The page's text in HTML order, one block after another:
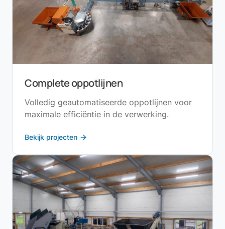
Complete oppotlijnen
Volledig geautomatiseerde oppotlijnen voor
maximale efficiëntie in de verwerking.
Bekijk projecten